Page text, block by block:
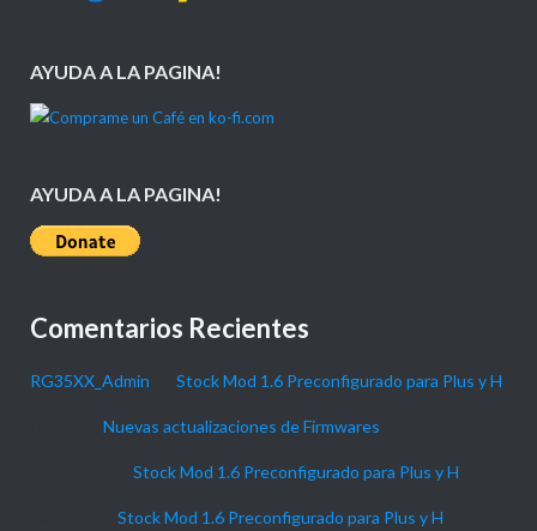
AYUDA A LA PAGINA!
AYUDA A LA PAGINA!
Comentarios Recientes
RG35XX_Admin Stock Mod 1.6 Preconfigurado para Plus y H
Nuevas actualizaciones de Firmwares
Stock Mod 1.6 Preconfigurado para Plus y H
Stock Mod 1.6 Preconfigurado para Plus y H